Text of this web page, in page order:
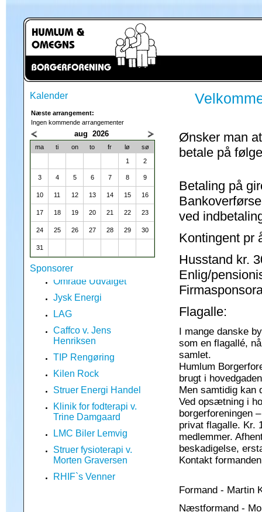
Kalender
Næste arrangement:
Ingen kommende arrangementer
aug 2026
ma ti on to fr lø
sø
1
2
3 4 5 6 7 8 9
10 11 12 13 14 15 16
17 18 19 20 21 22 23
24 25 26 27 28 29 30
31
SponsorerOmråde Udvalget
Jysk Energi
LAG
Caffco v. Jens
TIP Rengøring
Kilen Rock
Struer Energi Handel
Klinik for fodterapi v.
LMC Biler Lemvig
Struer fysioterapi v.
RHIF`s Venner
Mr. Arthur
Ønsker man
betale på
Betaling på
ved
Kontingent pr
Husstand kr.
Enlig/
Flagalle:
I mange danske
som en flagallé,
samlet.
Humlum
brugt i
Men samtidig kan
Ved opsætning i
borgerforeningen
privat flagalle. Kr.
medlemmer.
beskadigelse,
Kontakt
Formand - Martin
Næstformand -